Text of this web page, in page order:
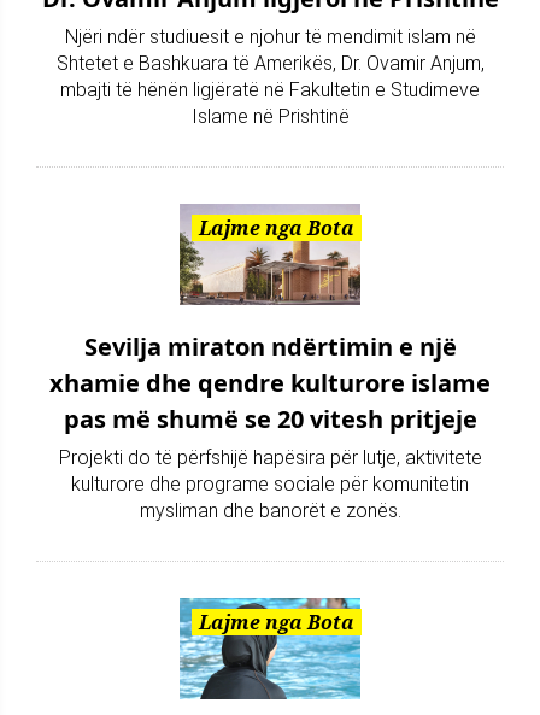
Njëri ndër studiuesit e njohur të mendimit islam në
Shtetet e Bashkuara të Amerikës, Dr. Ovamir Anjum,
mbajti të hënën ligjëratë në Fakultetin e Studimeve
Islame në Prishtinë
Lajme nga Bota
Sevilja miraton ndërtimin e një
xhamie dhe qendre kulturore islame
pas më shumë se 20 vitesh pritjeje
Projekti do të përfshijë hapësira për lutje, aktivitete
kulturore dhe programe sociale për komunitetin
mysliman dhe banorët e zonës.
Lajme nga Bota